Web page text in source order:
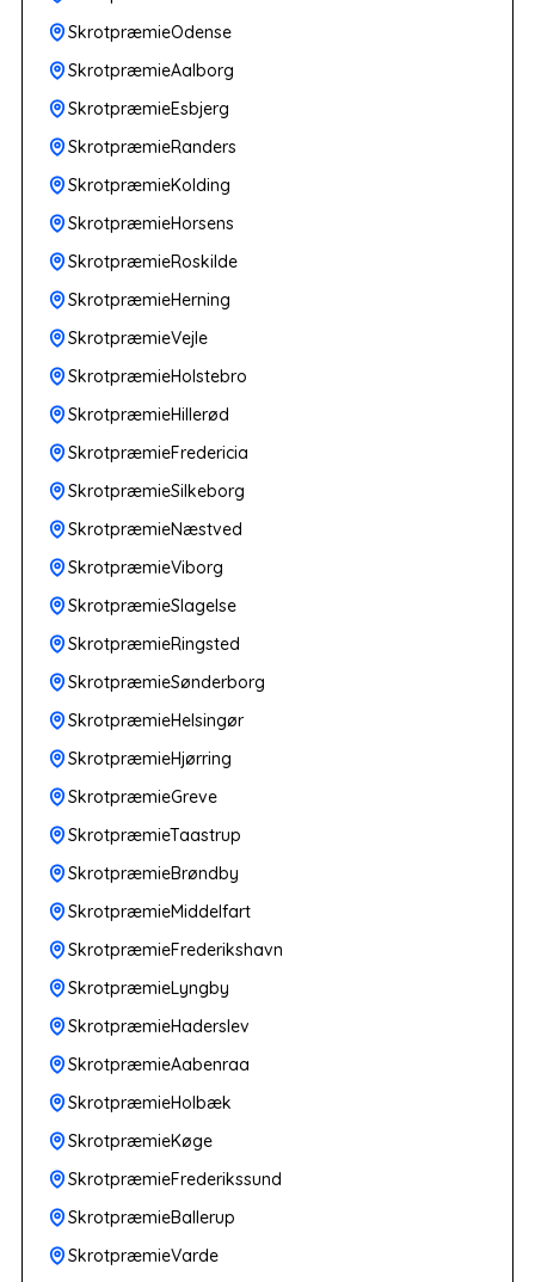
SkrotpræmieOdense
SkrotpræmieAalborg
SkrotpræmieEsbjerg
SkrotpræmieRanders
SkrotpræmieKolding
SkrotpræmieHorsens
SkrotpræmieRoskilde
SkrotpræmieHerning
SkrotpræmieVejle
SkrotpræmieHolstebro
SkrotpræmieHillerød
SkrotpræmieFredericia
SkrotpræmieSilkeborg
SkrotpræmieNæstved
SkrotpræmieViborg
SkrotpræmieSlagelse
SkrotpræmieRingsted
SkrotpræmieSønderborg
SkrotpræmieHelsingør
SkrotpræmieHjørring
SkrotpræmieGreve
SkrotpræmieTaastrup
SkrotpræmieBrøndby
SkrotpræmieMiddelfart
SkrotpræmieFrederikshavn
SkrotpræmieLyngby
SkrotpræmieHaderslev
SkrotpræmieAabenraa
SkrotpræmieHolbæk
SkrotpræmieKøge
SkrotpræmieFrederikssund
SkrotpræmieBallerup
SkrotpræmieVarde